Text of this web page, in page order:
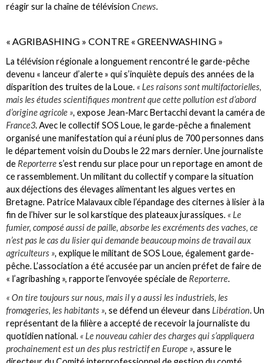
réagir sur la chaîne de télévision Cnews.
« AGRIBASHING » CONTRE « GREENWASHING »
La télévision régionale a longuement rencontré le garde-pêche
devenu « lanceur d’alerte » qui s’inquiète depuis des années de la
disparition des truites de la Loue. « Les raisons sont multifactorielles,
mais les études scientifiques montrent que cette pollution est d’abord
d’origine agricole », expose Jean-Marc Bertacchi devant la caméra de
France3. Avec le collectif SOS Loue, le garde-pêche a finalement
organisé une manifestation qui a réuni plus de 700 personnes dans
le département voisin du Doubs le 22 mars dernier. Une journaliste
de Reporterres’est rendu sur place pour un reportage en amont de
ce rassemblement. Un militant du collectif y compare la situation
aux déjections des élevages alimentant les algues vertes en
Bretagne. Patrice Malavaux cible l’épandage des citernes à lisier à la
fin de l’hiver sur le sol karstique des plateaux jurassiques. « Le
fumier, composé aussi de paille, absorbe les excréments des vaches, ce
n’est pas le cas du lisier qui demande beaucoup moins de travail aux
agriculteurs », explique le militant de SOS Loue, également garde-
pêche. L’association a été accusée par un ancien préfet de faire de
« l’agribashing », rapporte l’envoyée spéciale de Reporterre.
« On tire toujours sur nous, mais il y a aussi les industriels, les
fromageries, les habitants », se défend un éleveur dans Libération. Un
représentant de la filière a accepté de recevoir la journaliste du
quotidien national. « Le nouveau cahier des charges qui s’appliquera
prochainement est un des plus restrictif en Europe », assure le